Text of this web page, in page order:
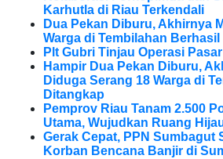
Karhutla di Riau Terkendali
Dua Pekan Diburu, Akhirnya
Warga di Tembilahan
Plt Gubri Tinjau Operasi
Hampir Dua Pekan Diburu,
Diduga Serang 18 Warga di
Ditangkap
Pemprov Riau Tanam 2.500
Utama, Wujudkan Ruang
Gerak Cepat, PPN Sumbagut
Korban Bencana Banjir di